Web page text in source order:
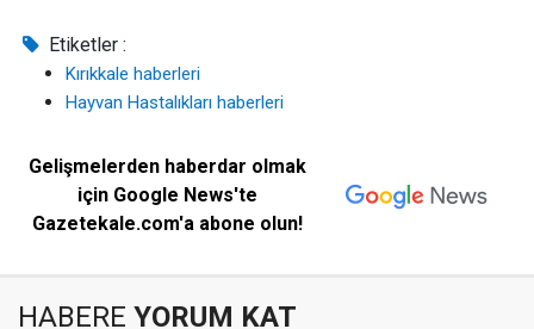
Etiketler :
Kırıkkale haberleri
Hayvan Hastalıkları haberleri
Gelişmelerden haberdar olmak
için Google News'te
Gazetekale.com'a abone olun!
HABERE YORUM KAT